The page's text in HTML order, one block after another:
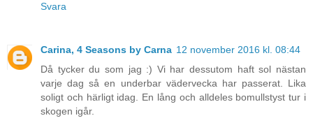
Svara
Carina, 4 Seasons by Carna 12 november 2016 kl. 08:44
Då tycker du som jag :) Vi har dessutom haft sol nästan
varje dag så en underbar vädervecka har passerat. Lika
soligt och härligt idag. En lång och alldeles bomullstyst tur i
skogen igår.